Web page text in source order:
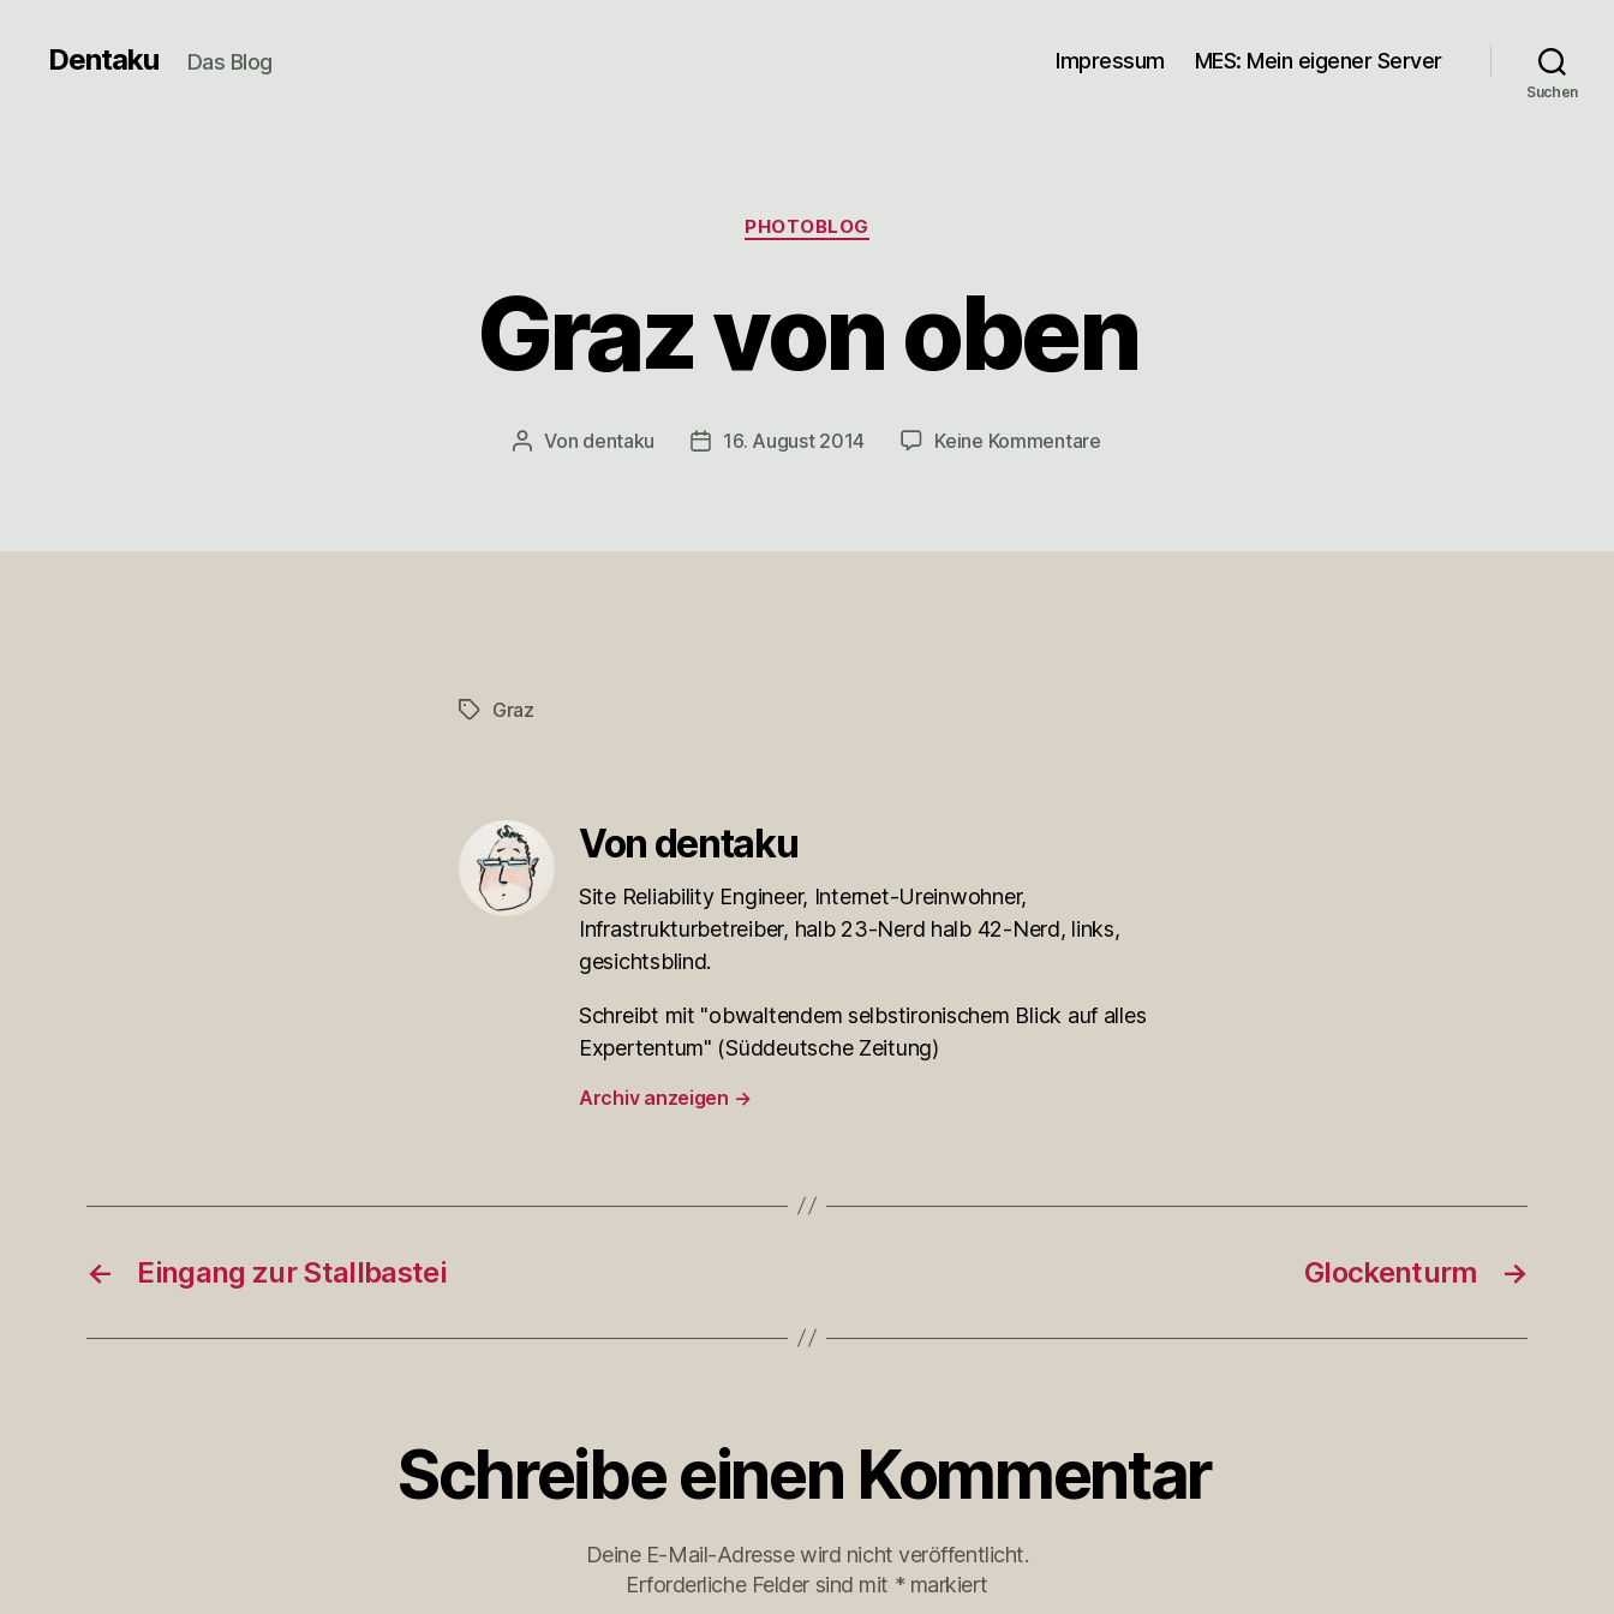
Dentaku Das Blog Impressum MES: Mein eigener Server
Suchen
Kategorien
PHOTOBLOG
Graz von oben
Beitragsautor
Von dentaku Veröffentlichungsdatum
16. August 2014 Keine Kommentarezu
Schlagwörter
Graz
Von dentaku
Site Reliability Engineer, Internet-Ureinwohner,
Infrastrukturbetreiber, halb 23-Nerd halb 42-Nerd, links,
gesichtsblind.
Schreibt mit "obwaltendem selbstironischem Blick auf alles
Expertentum" (Süddeutsche Zeitung)
Archiv anzeigen →
← Eingang zur Stallbastei →
Glockenturm
Schreibe einen Kommentar
Deine E-Mail-Adresse wird nicht veröffentlicht.
Erforderliche Felder sind mit * markiert